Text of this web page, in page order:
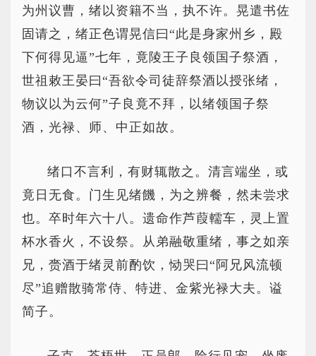
为州议曹，绪以资籍不当，执不许。晃遣书佐
固请之，绪正色谓晃信曰“此是身家州乡，殿
下何得见逼”七年，竟陵王子良领国子祭酒，
世祖敕王晏曰“吾欲令司徒辞祭酒以授张绪，
物议以为云何”子良竟不拜，以绪领国子祭
酒，光禄、师、中正如故。
绪口不言利，有财辄散之。清言端坐，或
竟日无食。门生见绪饑，为之辨餐，然未尝求
也。卒时年六十八。遗命作芦葭轜车，灵上置
杯水香火，不设祭。从弟融敬重绪，事之如亲
兄，赍酒于绪灵前酌饮，恸哭曰“阿兄风流顿
尽”追赠散骑常侍、特进、金紫光禄大夫。谥
简子。